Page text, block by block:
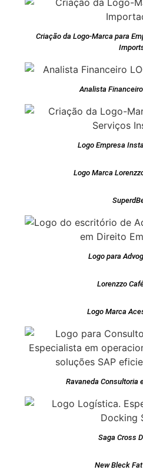
Criação da Logo-Marca para
Analista
Logo Empresa
Logo Marca
Logo para
Lorenzzo
Logo Marca
Ravaneda Consultoria
Saga Cross
New Bleck